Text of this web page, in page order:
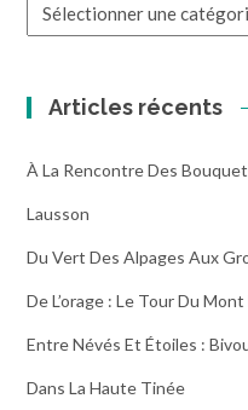
Articles récents
À La Rencontre Des
Lausson
Du Vert Des Alpages Aux
De L’orage : Le Tour Du
Entre Névés Et Étoiles :
Dans La Haute Tinée